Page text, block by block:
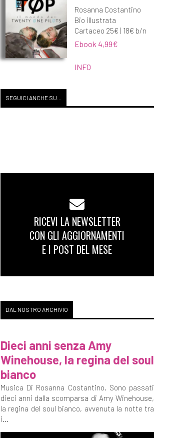
Rosanna Costantino
Bio illustrata
Cartaceo 25€ | 18€ b/n
Ebook 4,99€
INFO
SEGUICI ANCHE SU...
RICEVI LA NEWSLETTER
CON GLI AGGIORNAMENTI
E I POST DEL MESE
DAL NOSTRO ARCHIVIO
Dieci anni senza Amy
Winehouse, la regina del soul
bianco
Musica Di Rosanna Costantino. Sono passati
dieci anni dalla scomparsa di Amy Winehouse,
la regina del soul bianco, avvenuta la notte tra
i...